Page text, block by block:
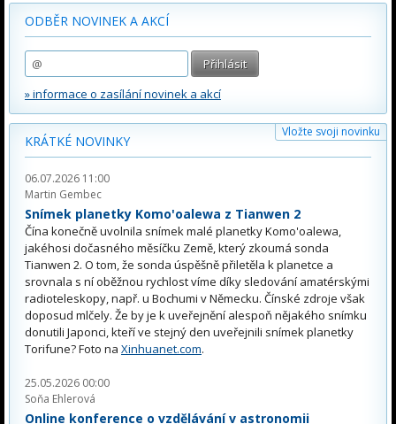
ODBĚR NOVINEK A AKCÍ
» informace o zasílání novinek a akcí
Vložte svoji novinku
KRÁTKÉ NOVINKY
06.07.2026 11:00
Martin Gembec
Snímek planetky Komo'oalewa z Tianwen 2
Čína konečně uvolnila snímek malé planetky Komo'oalewa,
jakéhosi dočasného měsíčku Země, který zkoumá sonda
Tianwen 2. O tom, že sonda úspěšně přiletěla k planetce a
srovnala s ní oběžnou rychlost víme díky sledování amatérskými
radioteleskopy, např. u Bochumi v Německu. Čínské zdroje však
doposud mlčely. Že by je k uveřejnění alespoň nějakého snímku
donutili Japonci, kteří ve stejný den uveřejnili snímek planetky
Torifune? Foto na Xinhuanet.com.
25.05.2026 00:00
Soňa Ehlerová
Online konference o vzdělávání v astronomii